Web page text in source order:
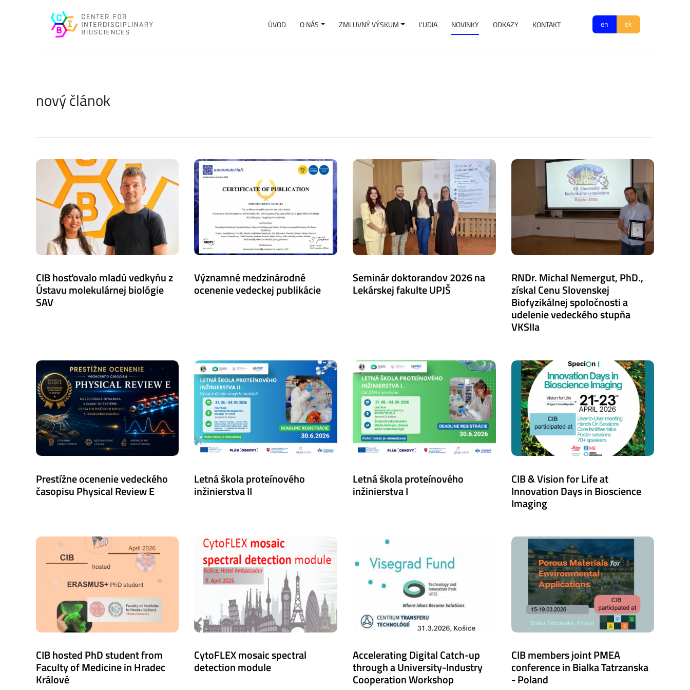
ÚVOD O NÁS ZMLUVNÝ VÝSKUM ĽUDIA NOVINKY ODKAZY KONTAKT en sk
nový článok
CIB hosťovalo mladú vedkyňu z
Ústavu molekulárnej biológie
SAV
Významné medzinárodné
ocenenie vedeckej publikácie
Seminár doktorandov 2026 na
Lekárskej fakulte UPJŠ
RNDr. Michal Nemergut, PhD.,
získal Cenu Slovenskej
Biofyzikálnej spoločnosti a
udelenie vedeckého stupňa
VKSIIa
Prestížne ocenenie vedeckého
časopisu Physical Review E
Letná škola proteínového
inžinierstva II
Letná škola proteínového
inžinierstva I
CIB & Vision for Life at
Innovation Days in Bioscience
Imaging
CIB hosted PhD student from
Faculty of Medicine in Hradec
Králové
CytoFLEX mosaic spectral
detection module
Accelerating Digital Catch-up
through a University-Industry
Cooperation Workshop
CIB members joint PMEA
conference in Bialka Tatrzanska
- Poland